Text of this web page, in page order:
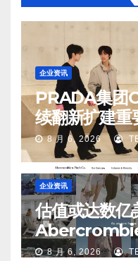
企业资讯
PRADA集团
续翻新扩建重
第二、第三店
8 月 6, 2026
企业资讯
估值或达数亿
中国业务部分
8 月 6, 2026